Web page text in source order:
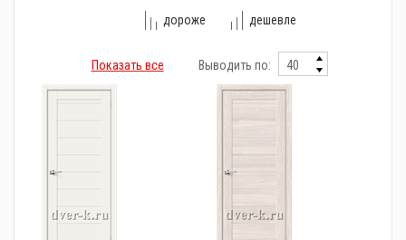
дороже дешевле
Показать все Выводить по: